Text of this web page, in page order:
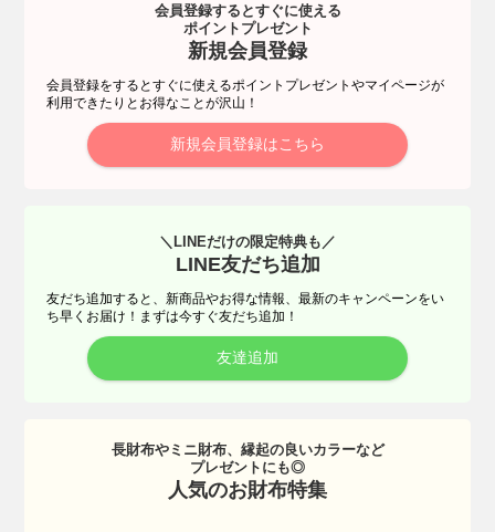
会員登録するとすぐに使える
ポイントプレゼント
新規会員登録
会員登録をするとすぐに使えるポイントプレゼントやマイページが
利用できたりとお得なことが沢山！
新規会員登録はこちら
＼LINEだけの限定特典も／
LINE友だち追加
友だち追加すると、新商品やお得な情報、最新のキャンペーンをい
ち早くお届け！まずは今すぐ友だち追加！
友達追加
長財布やミニ財布、縁起の良いカラーなど
プレゼントにも◎
人気のお財布特集